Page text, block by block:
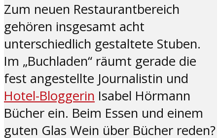
Zum neuen Restaurantbereich
gehören insgesamt acht
unterschiedlich gestaltete Stuben.
Im „Buchladen“ räumt gerade die
fest angestellte Journalistin und
Hotel-Bloggerin Isabel Hörmann
Bücher ein. Beim Essen und einem
guten Glas Wein über Bücher reden?